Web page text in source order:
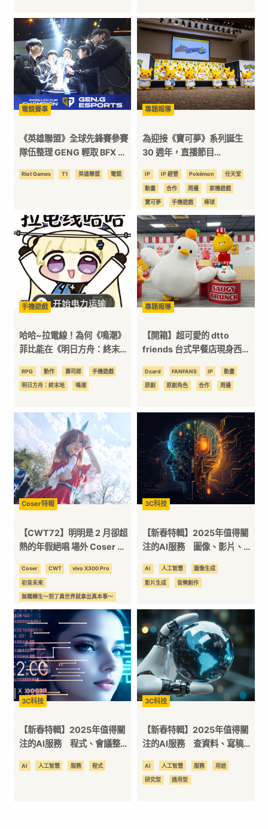
｜
3C
科
技
全
方
位
資
平
台
電競賽事
《英雄聯盟》全球先鋒賽參賽
隊伍整理 GENG 輕取 BFX 奪
加冕(更新 全球先鋒賽分組表)
Riot Games T1 英雄聯盟 電競
專題報導
為迎接《寶可夢》系列誕生
30 週年，直播節目
方前哨彙整
IP IP 經營 Pokémon 任天堂
動畫 合作 周邊 家機遊戲
寶可夢 手機遊戲 棒球
線下活動 聯名
手機遊戲
哈哈~拉電線！為何《鳴潮》
菲比能在《明日方舟：終末
RPG 動作 壽司郎 手機遊戲
明日方舟：終末地 鳴潮
專題報導
【開箱】超可愛的 dtto
friends 台式早餐店現身西門
BRUNCH》主題快閃店即日登
場
Dcard FANFANS IP 動畫
原創 原創角色 合作 周邊
Coser特報
【CWT72】明明是 2 月卻超
熱的年假絕唱 場外 Coser 回
Coser CWT vivo X300 Pro
初音未來
無職轉生～到了異世界就拿出真本事～
英雄聯盟 蔚藍檔案 鳴潮
3C科技
【新春特輯】2025年值得關
注的AI服務 圖像、影片、聲
AI 人工智慧 圖像生成
影片生成 音樂創作
3C科技
【新春特輯】2025年值得關
注的AI服務 程式、會議整理
AI 人工智慧 服務 程式
3C科技
【新春特輯】2025年值得關
注的AI服務 查資料、寫稿、
AI 人工智慧 服務 用途
研究型 通用型